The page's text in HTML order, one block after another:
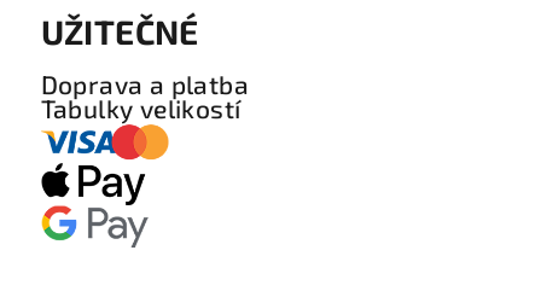
UŽITEČNÉ
Doprava a platba
Tabulky velikostí